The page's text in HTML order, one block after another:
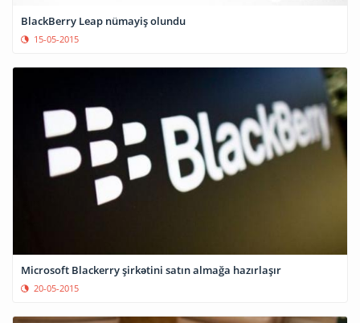
BlackBerry Leap nümayiş olundu
15-05-2015
Microsoft Blackerry şirkətini satın almağa hazırlaşır
20-05-2015